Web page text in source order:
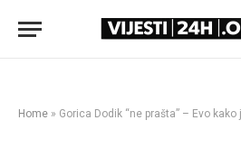
Home » Gorica Dodik “ne prašta” – Evo kako je